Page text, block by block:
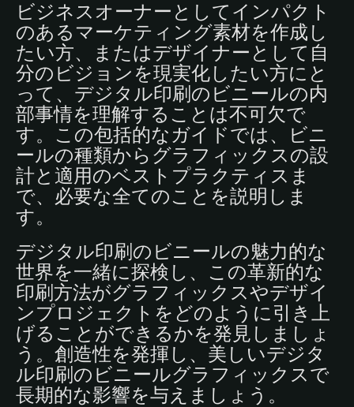
ビジネスオーナーとしてインパクト
のあるマーケティング素材を作成し
たい方、またはデザイナーとして自
分のビジョンを現実化したい方にと
って、デジタル印刷のビニールの内
部事情を理解することは不可欠で
す。この包括的なガイドでは、ビニ
ールの種類からグラフィックスの設
計と適用のベストプラクティスま
で、必要な全てのことを説明しま
す。
デジタル印刷のビニールの魅力的な
世界を一緒に探検し、この革新的な
印刷方法がグラフィックスやデザイ
ンプロジェクトをどのように引き上
げることができるかを発見しましょ
う。創造性を発揮し、美しいデジタ
ル印刷のビニールグラフィックスで
長期的な影響を与えましょう。